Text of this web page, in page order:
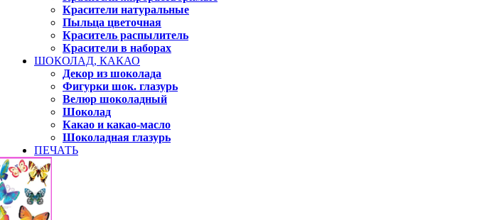
Красители натуральные
Пыльца цветочная
Краситель распылитель
Красители в наборах
ШОКОЛАД, КАКАО
Декор из шоколада
Фигурки шок. глазурь
Велюр шоколадный
Шоколад
Какао и какао-масло
Шоколадная глазурь
ПЕЧАТЬ